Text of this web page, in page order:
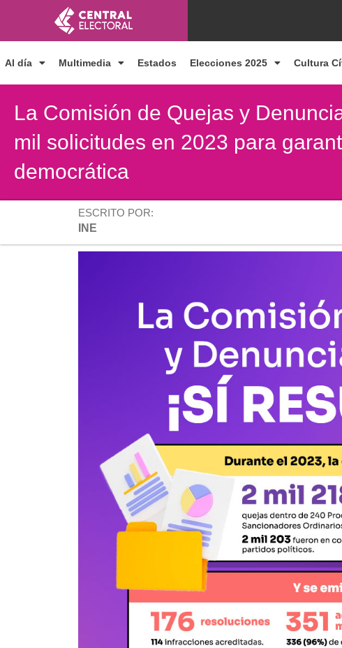
contenido
Al día Multimedia Estados Elecciones 2025 Cultura
La Comisión de Quejas y
mil solicitudes en 2023 para
democrática
ESCRITO POR:
INE